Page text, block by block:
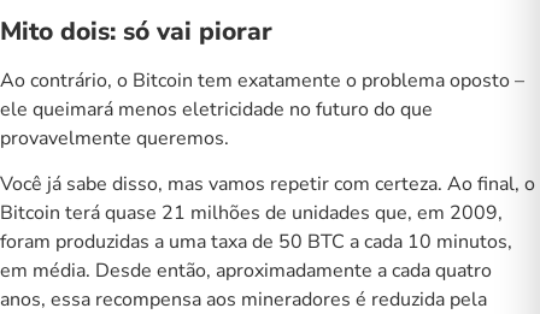
Mito dois: só vai piorar
Ao contrário, o Bitcoin tem exatamente o problema oposto –
ele queimará menos eletricidade no futuro do que
provavelmente queremos.
Você já sabe disso, mas vamos repetir com certeza. Ao final, o
Bitcoin terá quase 21 milhões de unidades que, em 2009,
foram produzidas a uma taxa de 50 BTC a cada 10 minutos,
em média. Desde então, aproximadamente a cada quatro
anos, essa recompensa aos mineradores é reduzida pela